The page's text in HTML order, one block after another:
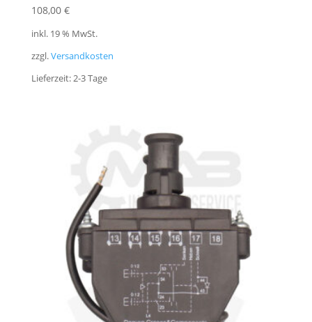
108,00 €
inkl. 19 % MwSt.
zzgl.Versandkosten
Lieferzeit:2-3 Tage